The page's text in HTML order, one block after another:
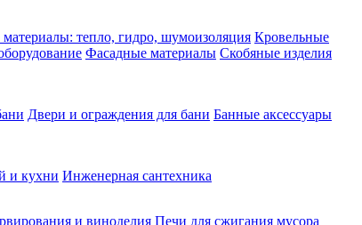
тепло, гидро, шумоизоляция Кровельные
Фасадные материалы Скобяные изделия
Двери и ограждения для бани Банные аксессуары
и кухни Инженерная сантехника
и виноделия Печи для сжигания мусора